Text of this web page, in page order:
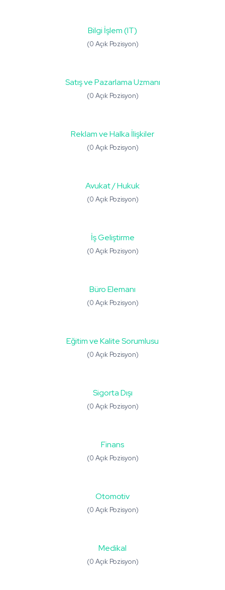
Bilgi İşlem (IT)
(0 Açık Pozisyon)
Satış ve Pazarlama Uzmanı
(0 Açık Pozisyon)
Reklam ve Halka İlişkiler
(0 Açık Pozisyon)
Avukat / Hukuk
(0 Açık Pozisyon)
İş Geliştirme
(0 Açık Pozisyon)
Büro Elemanı
(0 Açık Pozisyon)
Eğitim ve Kalite Sorumlusu
(0 Açık Pozisyon)
Sigorta Dışı
(0 Açık Pozisyon)
Finans
(0 Açık Pozisyon)
Otomotiv
(0 Açık Pozisyon)
Medikal
(0 Açık Pozisyon)